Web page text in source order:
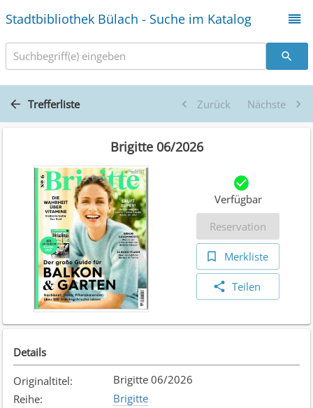
Stadtbibliothek Bülach - Suche im Katalog
Suchbegriff(e) eingeben
Trefferliste Zurück Nächste
Brigitte 06/2026
Verfügbar
Reservation
Merkliste
Teilen
Details
Originaltitel:
Brigitte 06/2026
Reihe:
Brigitte